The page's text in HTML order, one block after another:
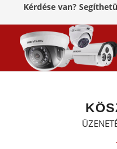
Kérdése van?